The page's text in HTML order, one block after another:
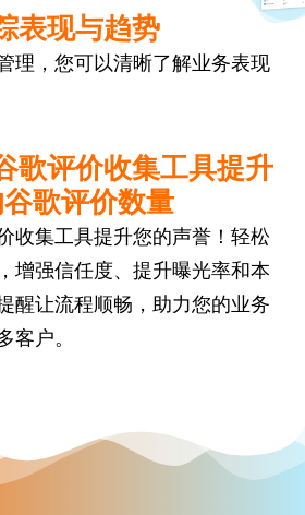
表现与趋势
理，您可以清晰了解业务表现
歌评价收集工具提升
歌评价数量
收集工具提升您的声誉！轻松
增强信任度、提升曝光率和本
醒让流程顺畅，助力您的业务
客户。